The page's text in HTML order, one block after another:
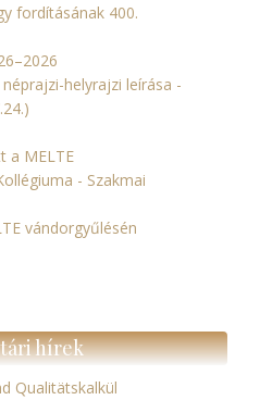
fordításának 400.
helyrajzi leírása -
a MELTE
- Szakmai
vándorgyűlésén
hírek
Qualitätskalkül